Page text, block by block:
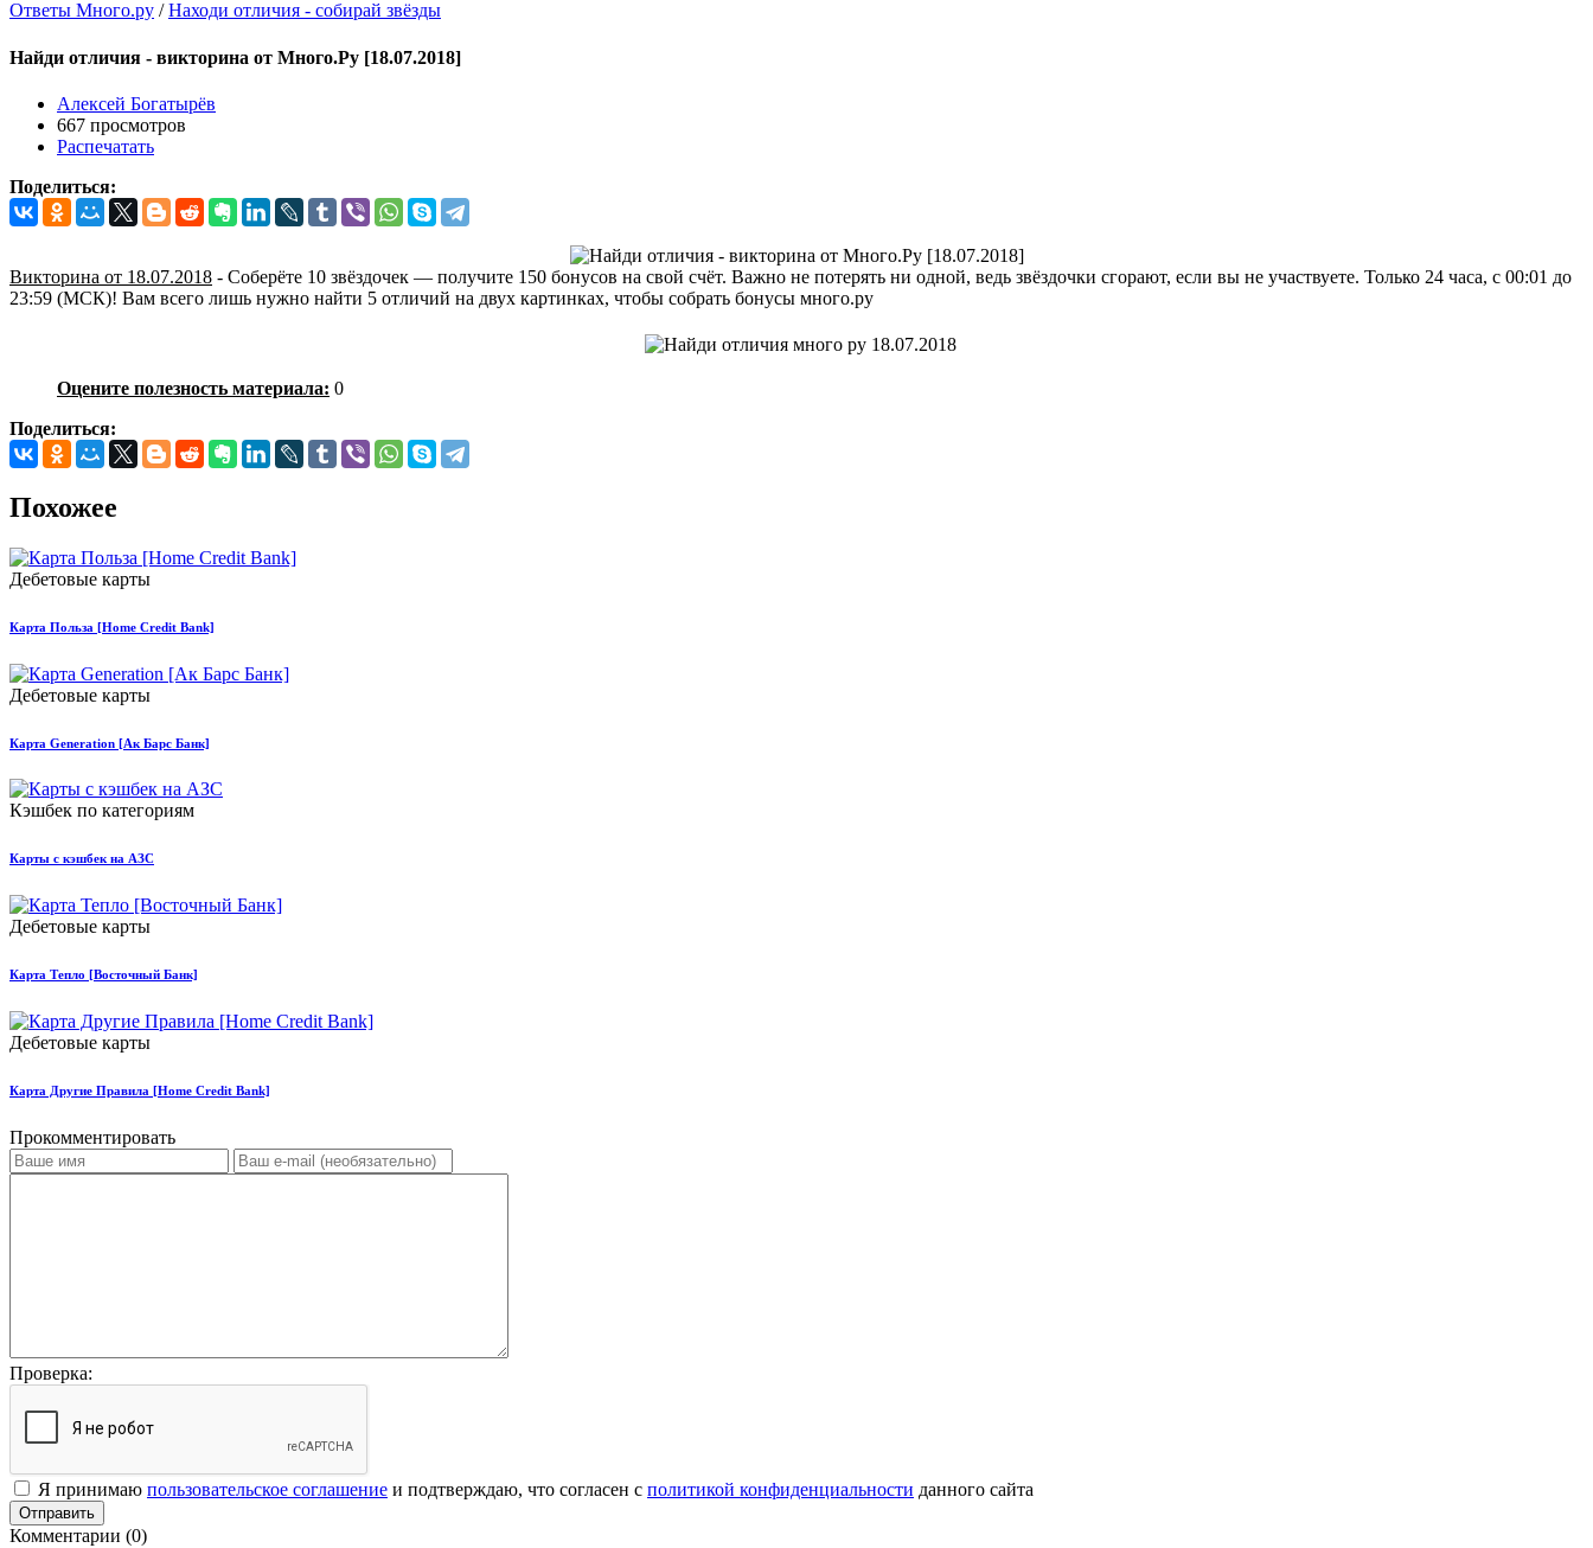
Ответы Много.ру /Находи отличия - собирай звёзды
Найди отличия - викторина от Много.Ру [18.07.2018]
Алексей Богатырёв
667 просмотров
Распечатать
Поделиться:
Викторина от 18.07.2018 - Соберёте 10 звёздочек — получите 150 бонусов на свой счёт. Важно не потерять ни одной, ведь звёздочки сгорают, если вы не участвуете. Только 24 часа, с 00:01 до
23:59 (МСК)! Вам всего лишь нужно найти 5 отличий на двух картинках, чтобы собрать бонусы много.ру
Оцените полезность материала: 0
Поделиться:
Похожее
Дебетовые карты
Карта Польза [Home Credit Bank]
Дебетовые карты
Карта Generation [Ак Барс Банк]
Кэшбек по категориям
Карты с кэшбек на АЗС
Дебетовые карты
Карта Тепло [Восточный Банк]
Дебетовые карты
Карта Другие Правила [Home Credit Bank]
Прокомментировать
Проверка:
Я принимаю пользовательское соглашение и подтверждаю, что согласен с политикой конфиденциальности данного сайта
Отправить
Комментарии (0)